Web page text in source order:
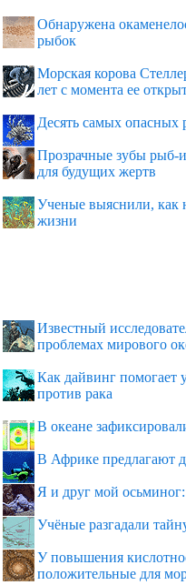
Обнаружена
рыбок
Морская корова
лет с момента ее
Десять самых опасных
Прозрачные зубы рыб-
для будущих жертв
Ученые выяснили, как
жизни
Известный
проблемах мирового
Как дайвинг помогает
против рака
В океане
В Африке предлагают
Я и друг мой осьминог:
Учёные разгадали
У повышения
положительные для